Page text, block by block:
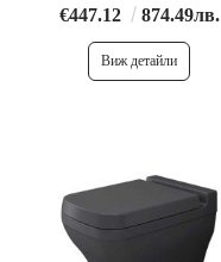
€447.12 874.49лв.
Виж детайли